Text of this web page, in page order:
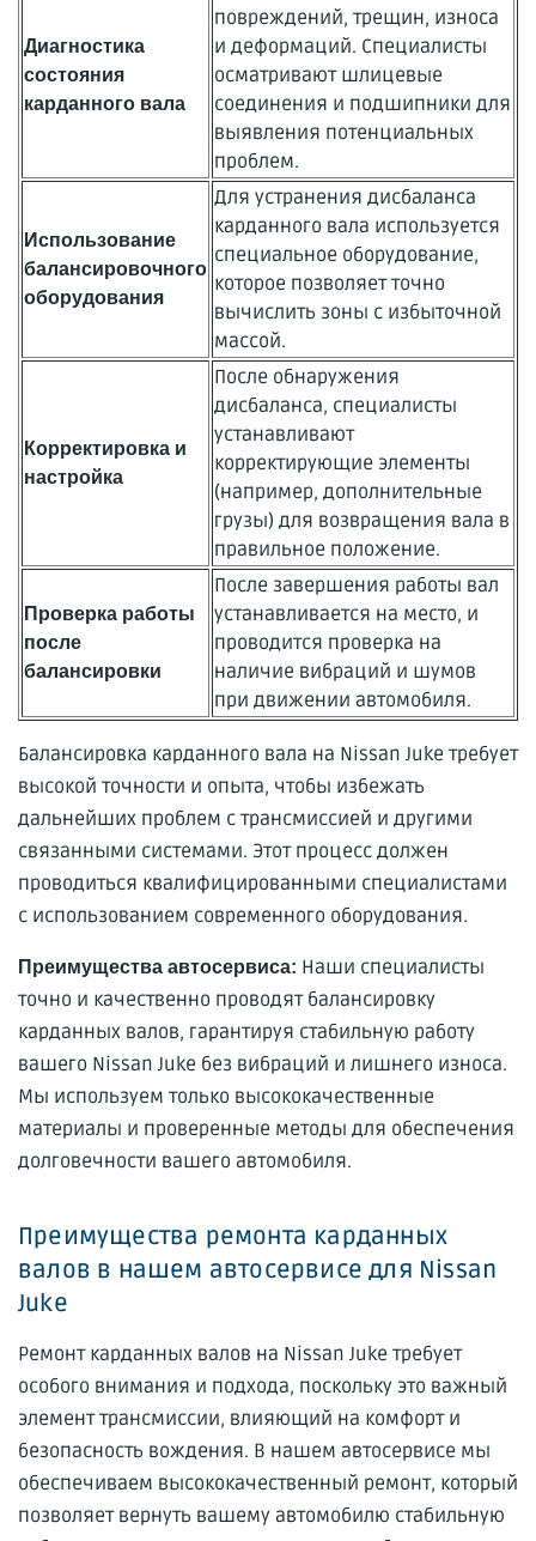
Диагностика
состояния
карданного вала
повреждений, трещин, износа
и деформаций. Специалисты
осматривают шлицевые
соединения и подшипники для
выявления потенциальных
проблем.
Использование
балансировочного
оборудования
Для устранения дисбаланса
карданного вала используется
специальное оборудование,
которое позволяет точно
вычислить зоны с избыточной
массой.
Корректировка и
настройка
После обнаружения
дисбаланса, специалисты
устанавливают
корректирующие элементы
(например, дополнительные
грузы) для возвращения вала в
правильное положение.
Проверка работы
после
балансировки
После завершения работы вал
устанавливается на место, и
проводится проверка на
наличие вибраций и шумов
при движении автомобиля.
Балансировка карданного вала на Nissan Juke требует
высокой точности и опыта, чтобы избежать
дальнейших проблем с трансмиссией и другими
связанными системами. Этот процесс должен
проводиться квалифицированными специалистами
с использованием современного оборудования.
Преимущества автосервиса: Наши специалисты
точно и качественно проводят балансировку
карданных валов, гарантируя стабильную работу
вашего Nissan Juke без вибраций и лишнего износа.
Мы используем только высококачественные
материалы и проверенные методы для обеспечения
долговечности вашего автомобиля.
Преимущества ремонта карданных
валов в нашем автосервисе для Nissan
Juke
Ремонт карданных валов на Nissan Juke требует
особого внимания и подхода, поскольку это важный
элемент трансмиссии, влияющий на комфорт и
безопасность вождения. В нашем автосервисе мы
обеспечиваем высококачественный ремонт, который
позволяет вернуть вашему автомобилю стабильную